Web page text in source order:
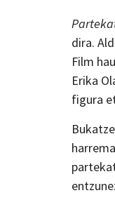
dira.
Film
Erika
figura